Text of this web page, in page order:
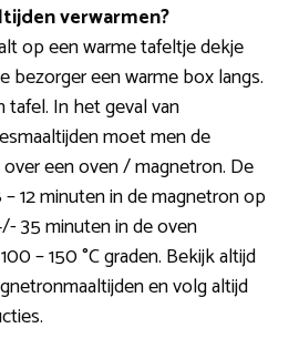
verwarmen?
op een warme tafeltje dekje
bezorger een warme box langs.
tafel. In het geval van
moet men de
een oven / magnetron. De
12 minuten in de magnetron op
35 minuten in de oven
– 150 °C graden. Bekijk altijd
en volg altijd